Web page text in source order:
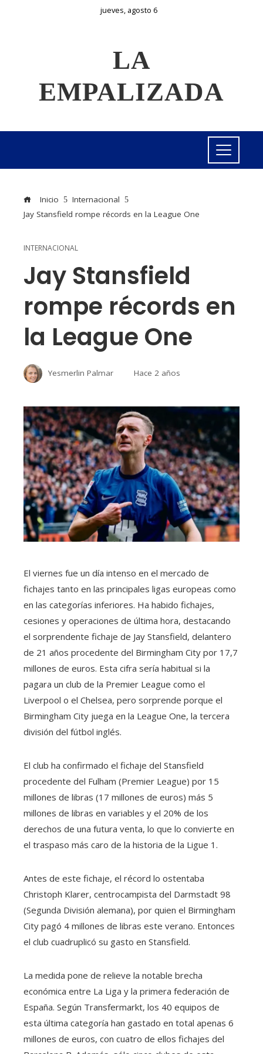
jueves, agosto 6
LA
EMPALIZADA
Inicio
Internacional
Jay Stansfield rompe récords en la League One
INTERNACIONAL
Jay Stansfield
rompe récords en
la League One
Yesmerlin Palmar Hace 2 años
El viernes fue un día intenso en el mercado de
fichajes tanto en las principales ligas europeas como
en las categorías inferiores. Ha habido fichajes,
cesiones y operaciones de última hora, destacando
el sorprendente fichaje de Jay Stansfield, delantero
de 21 años procedente del Birmingham City por 17,7
millones de euros. Esta cifra sería habitual si la
pagara un club de la Premier League como el
Liverpool o el Chelsea, pero sorprende porque el
Birmingham City juega en la League One, la tercera
división del fútbol inglés.
El club ha confirmado el fichaje del Stansfield
procedente del Fulham (Premier League) por 15
millones de libras (17 millones de euros) más 5
millones de libras en variables y el 20% de los
derechos de una futura venta, lo que lo convierte en
el traspaso más caro de la historia de la Ligue 1.
Antes de este fichaje, el récord lo ostentaba
Christoph Klarer, centrocampista del Darmstadt 98
(Segunda División alemana), por quien el Birmingham
City pagó 4 millones de libras este verano. Entonces
el club cuadruplicó su gasto en Stansfield.
La medida pone de relieve la notable brecha
económica entre La Liga y la primera federación de
España. Según Transfermarkt, los 40 equipos de
esta última categoría han gastado en total apenas 6
millones de euros, con cuatro de ellos fichajes del